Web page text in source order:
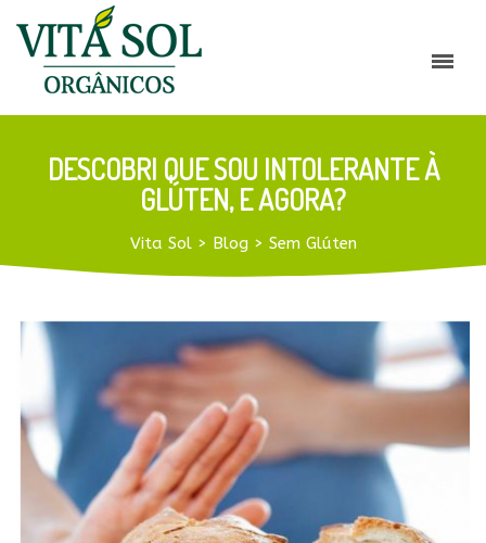
DESCOBRI QUE SOU INTOLERANTE À
GLÚTEN, E AGORA?
Vita Sol> Blog> Sem Glúten